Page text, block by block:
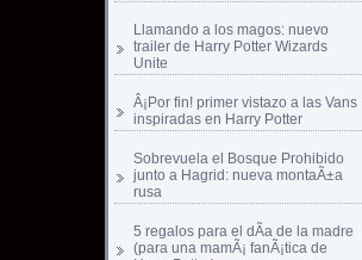
Llamando a los magos: nuevo
trailer de Harry Potter Wizards
Unite
Â¡Por fin! primer vistazo a las Vans
inspiradas en Harry Potter
Sobrevuela el Bosque Prohibido
junto a Hagrid: nueva montaÃ±a
rusa
5 regalos para el dÃ­a de la madre
(para una mamÃ¡ fanÃ¡tica de